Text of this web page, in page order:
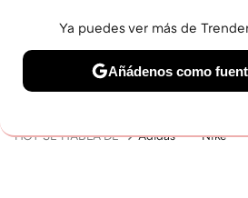
BELLEZA SHOPPING VIAJES
HOY SE HABLA DE Adidas Nike
Ya puedes ver más de
Añádenos como